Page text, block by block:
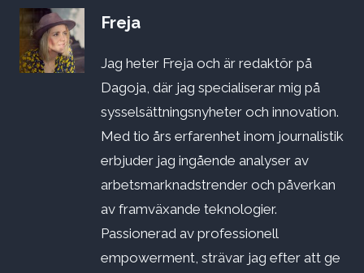
Freja
Jag heter Freja och är redaktör på
Dagoja, där jag specialiserar mig på
sysselsättningsnyheter och innovation.
Med tio års erfarenhet inom journalistik
erbjuder jag ingående analyser av
arbetsmarknadstrender och påverkan
av framväxande teknologier.
Passionerad av professionell
empowerment, strävar jag efter att ge